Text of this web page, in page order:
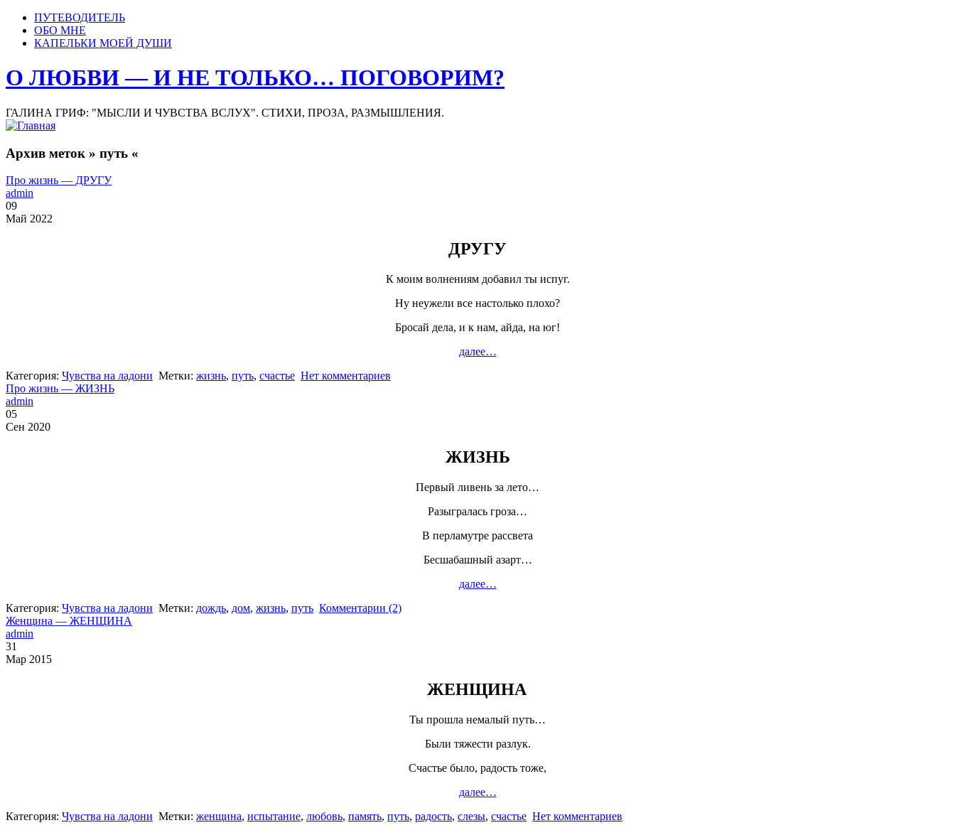
ПУТЕВОДИТЕЛЬ
ОБО МНЕ
КАПЕЛЬКИ МОЕЙ ДУШИ
О ЛЮБВИ — И НЕ ТОЛЬКО… ПОГОВОРИМ?
ГАЛИНА ГРИФ: "МЫСЛИ И ЧУВСТВА ВСЛУХ". СТИХИ, ПРОЗА, РАЗМЫШЛЕНИЯ.
Архив меток » путь «
Про жизнь — ДРУГУ
admin
09
Май 2022
ДРУГУ
К моим волнениям добавил ты испуг.
Ну неужели все настолько плохо?
Бросай дела, и к нам, айда, на юг!
далее…
Категория: Чувства на ладони Метки: жизнь, путь, счастье Нет комментариев
Про жизнь — ЖИЗНЬ
admin
05
Сен 2020
ЖИЗНЬ
Первый ливень за лето…
Разыгралась гроза…
В перламутре рассвета
Бесшабашный азарт…
далее…
Категория: Чувства на ладони Метки: дождь, дом, жизнь, путь Комментарии (2)
Женщина — ЖЕНЩИНА
admin
31
Мар 2015
ЖЕНЩИНА
Ты прошла немалый путь…
Были тяжести разлук.
Счастье было, радость тоже,
далее…
Категория: Чувства на ладони Метки: женщина, испытание, любовь, память, путь, радость, слезы, счастье Нет комментариев